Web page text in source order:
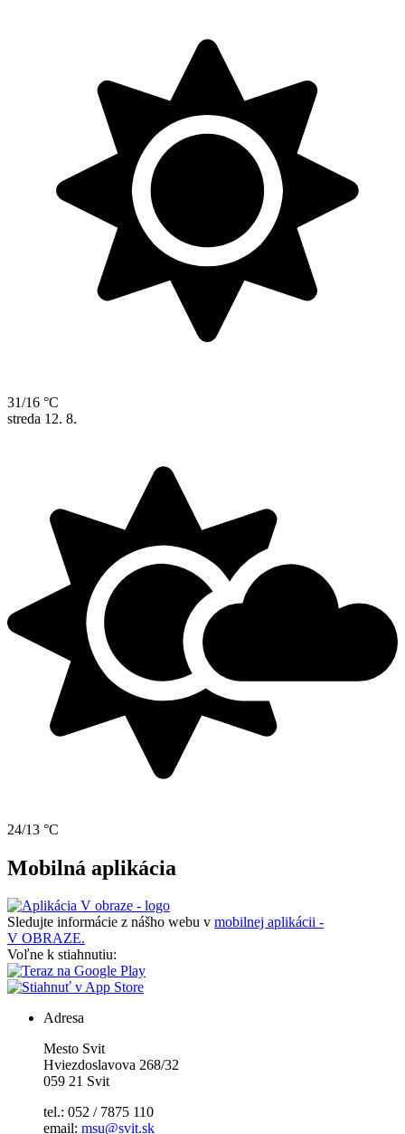
31/16 °C
streda 12. 8.
24/13 °C
Mobilná aplikácia
Sledujte informácie z nášho webu v mobilnej aplikácii -
V OBRAZE.
Voľne k stiahnutiu:
Adresa
Mesto Svit
Hviezdoslavova 268/32
059 21 Svit
tel.: 052 / 7875 110
email: msu@svit.sk